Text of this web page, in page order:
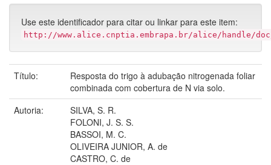
Use este identificador para citar ou linkar para este item:
http://www.alice.cnptia.embrapa.br/alice/handle/doc/
Título:
Resposta do trigo à adubação nitrogenada foliar
combinada com cobertura de N via solo.
Autoria:
SILVA, S. R.
FOLONI, J. S. S.
BASSOI, M. C.
OLIVEIRA JUNIOR, A. de
CASTRO, C. de